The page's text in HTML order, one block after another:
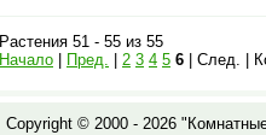
Растения 51 - 55 из 55
Начало
Пред. 2 3 4 5 6 | След. |
Copyright © 2000 - 2026